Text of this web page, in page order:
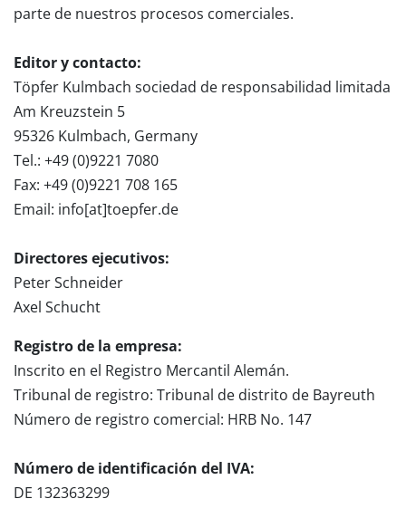
parte de nuestros procesos comerciales.
Editor y contacto:
Töpfer Kulmbach sociedad de responsabilidad limitada
Am Kreuzstein 5
95326 Kulmbach, Germany
Tel.: +49 (0)9221 7080
Fax: +49 (0)9221 708 165
Email: info[at]toepfer.de
Directores ejecutivos:
Peter Schneider
Axel Schucht
Registro de la empresa:
Inscrito en el Registro Mercantil Alemán.
Tribunal de registro: Tribunal de distrito de Bayreuth
Número de registro comercial: HRB No. 147
Número de identificación del IVA:
DE 132363299